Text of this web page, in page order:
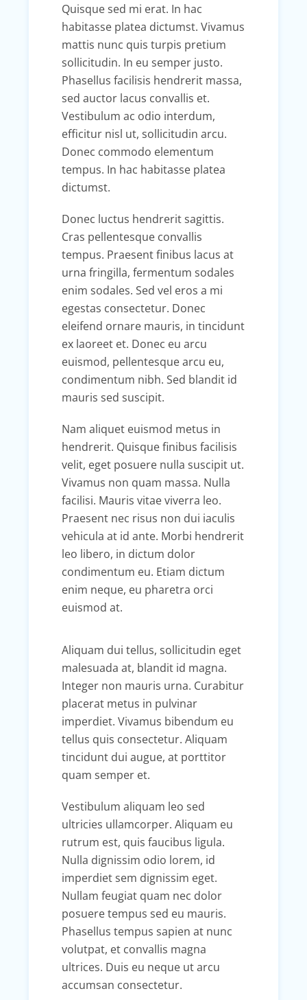
Quisque sed mi erat. In hac
habitasse platea dictumst. Vivamus
mattis nunc quis turpis pretium
sollicitudin. In eu semper justo.
Phasellus facilisis hendrerit massa,
sed auctor lacus convallis et.
Vestibulum ac odio interdum,
efficitur nisl ut, sollicitudin arcu.
Donec commodo elementum
tempus. In hac habitasse platea
dictumst.
Donec luctus hendrerit sagittis.
Cras pellentesque convallis
tempus. Praesent finibus lacus at
urna fringilla, fermentum sodales
enim sodales. Sed vel eros a mi
egestas consectetur. Donec
eleifend ornare mauris, in tincidunt
ex laoreet et. Donec eu arcu
euismod, pellentesque arcu eu,
condimentum nibh. Sed blandit id
mauris sed suscipit.
Nam aliquet euismod metus in
hendrerit. Quisque finibus facilisis
velit, eget posuere nulla suscipit ut.
Vivamus non quam massa. Nulla
facilisi. Mauris vitae viverra leo.
Praesent nec risus non dui iaculis
vehicula at id ante. Morbi hendrerit
leo libero, in dictum dolor
condimentum eu. Etiam dictum
enim neque, eu pharetra orci
euismod at.
Aliquam dui tellus, sollicitudin eget
malesuada at, blandit id magna.
Integer non mauris urna. Curabitur
placerat metus in pulvinar
imperdiet. Vivamus bibendum eu
tellus quis consectetur. Aliquam
tincidunt dui augue, at porttitor
quam semper et.
Vestibulum aliquam leo sed
ultricies ullamcorper. Aliquam eu
rutrum est, quis faucibus ligula.
Nulla dignissim odio lorem, id
imperdiet sem dignissim eget.
Nullam feugiat quam nec dolor
posuere tempus sed eu mauris.
Phasellus tempus sapien at nunc
volutpat, et convallis magna
ultrices. Duis eu neque ut arcu
accumsan consectetur.